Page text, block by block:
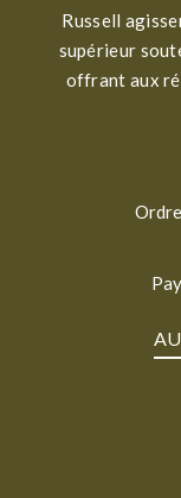
Russell
supérieur
offrant aux